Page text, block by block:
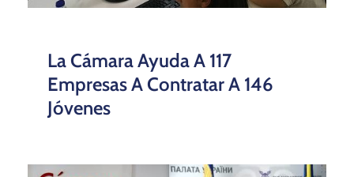
La Cámara Ayuda A 117
Empresas A Contratar A 146
Jóvenes